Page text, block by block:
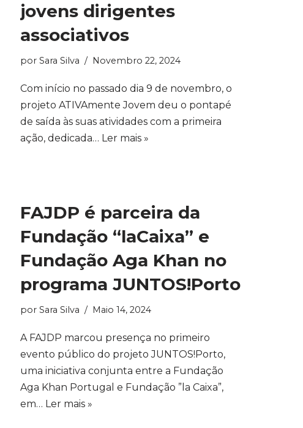
jovens dirigentes
associativos
por Sara Silva Novembro 22, 2024
Com início no passado dia 9 de novembro, o
projeto ATIVAmente Jovem deu o pontapé
de saída às suas atividades com a primeira
ação, dedicada… Ler mais »
FAJDP é parceira da
Fundação “laCaixa” e
Fundação Aga Khan no
programa JUNTOS!Porto
por Sara Silva Maio 14, 2024
A FAJDP marcou presença no primeiro
evento público do projeto JUNTOS!Porto,
uma iniciativa conjunta entre a Fundação
Aga Khan Portugal e Fundação ”la Caixa”,
em… Ler mais »